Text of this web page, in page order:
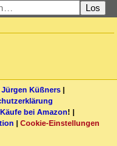
Los
Jürgen Küßners |
Käufe bei Amazon! |
| Cookie-Einstellungen